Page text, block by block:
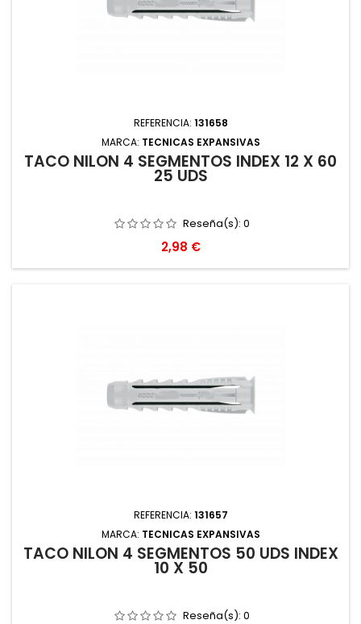
REFERENCIA: 131658
MARCA: TECNICAS EXPANSIVAS
TACO NILON 4 SEGMENTOS INDEX 12 X 60
25 UDS
Reseña(s): 0
Precio
2,98 €
REFERENCIA: 131657
MARCA: TECNICAS EXPANSIVAS
TACO NILON 4 SEGMENTOS 50 UDS INDEX
10 X 50
Reseña(s): 0